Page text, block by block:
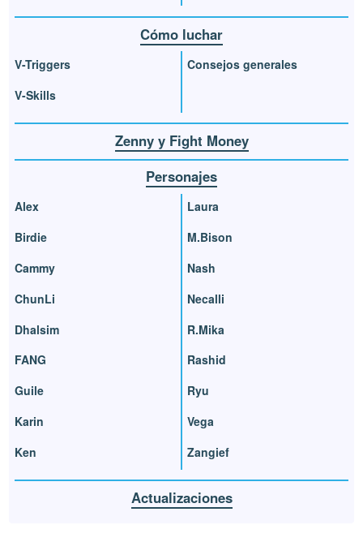
Cómo luchar
V-Triggers
V-Skills
Consejos generales
Zenny y Fight Money
Personajes
Alex
Birdie
Cammy
ChunLi
Dhalsim
FANG
Guile
Karin
Ken
Laura
M.Bison
Nash
Necalli
R.Mika
Rashid
Ryu
Vega
Zangief
Actualizaciones